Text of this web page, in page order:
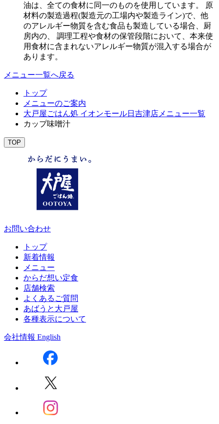
油は、全ての食材に同一のものを使用しています。 原
材料の製造過程(製造元の工場内や製造ライン)で、他
のアレルギー物質を含む食品も製造している場合、厨
房内の、 調理工程や食材の保管段階において、本来使
用食材に含まれないアレルギー物質が混入する場合が
あります。
メニュー一覧へ戻る
トップ
メニューのご案内
大戸屋ごはん処 イオンモール日吉津店メニュー一覧
カップ味噌汁
TOP
お問い合わせ
トップ
新着情報
メニュー
からだ想い定食
店舗検索
よくあるご質問
あばうと大戸屋
各種表示について
会社情報 English